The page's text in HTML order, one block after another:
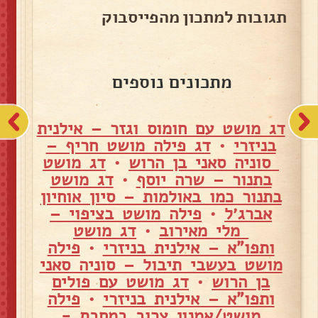
תגובות למתכון מהפייסבוק
מתכונים נוספים
דג מושט עם חומוס וגזר – אילנית
בניזרי •דג פילה מושט חריף –
סוניה סאני בן הרוש • דג מושט
בתנור – שרה יוסף •דג מושט
בתנור כמו באולמות – סיון אוחיון
אברג׳ל • פילה מושט בציפוי –
מלי מאירוב •דג מושט
ותפו"א – אילנית בניזרי • פילה
מושט בעשבי תיבול – סוניה סאני
בן הרוש • דג מושט עם פולים
ותפו"א – אילנית בניזרי • פילה